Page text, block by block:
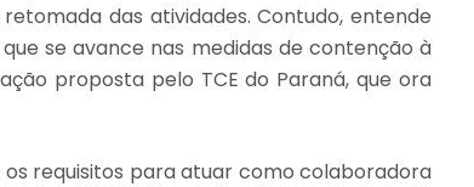
das atividades. Contudo, entende
se avance nas medidas de contenção à
proposta pelo TCE do Paraná, que ora
os requisitos para atuar como colaboradora